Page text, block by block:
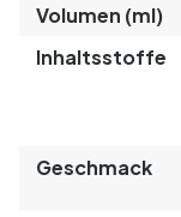
Volumen (ml)
Inhaltsstoffe
Geschmack